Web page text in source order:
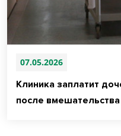
07.05.2026
Клиника заплатит
после